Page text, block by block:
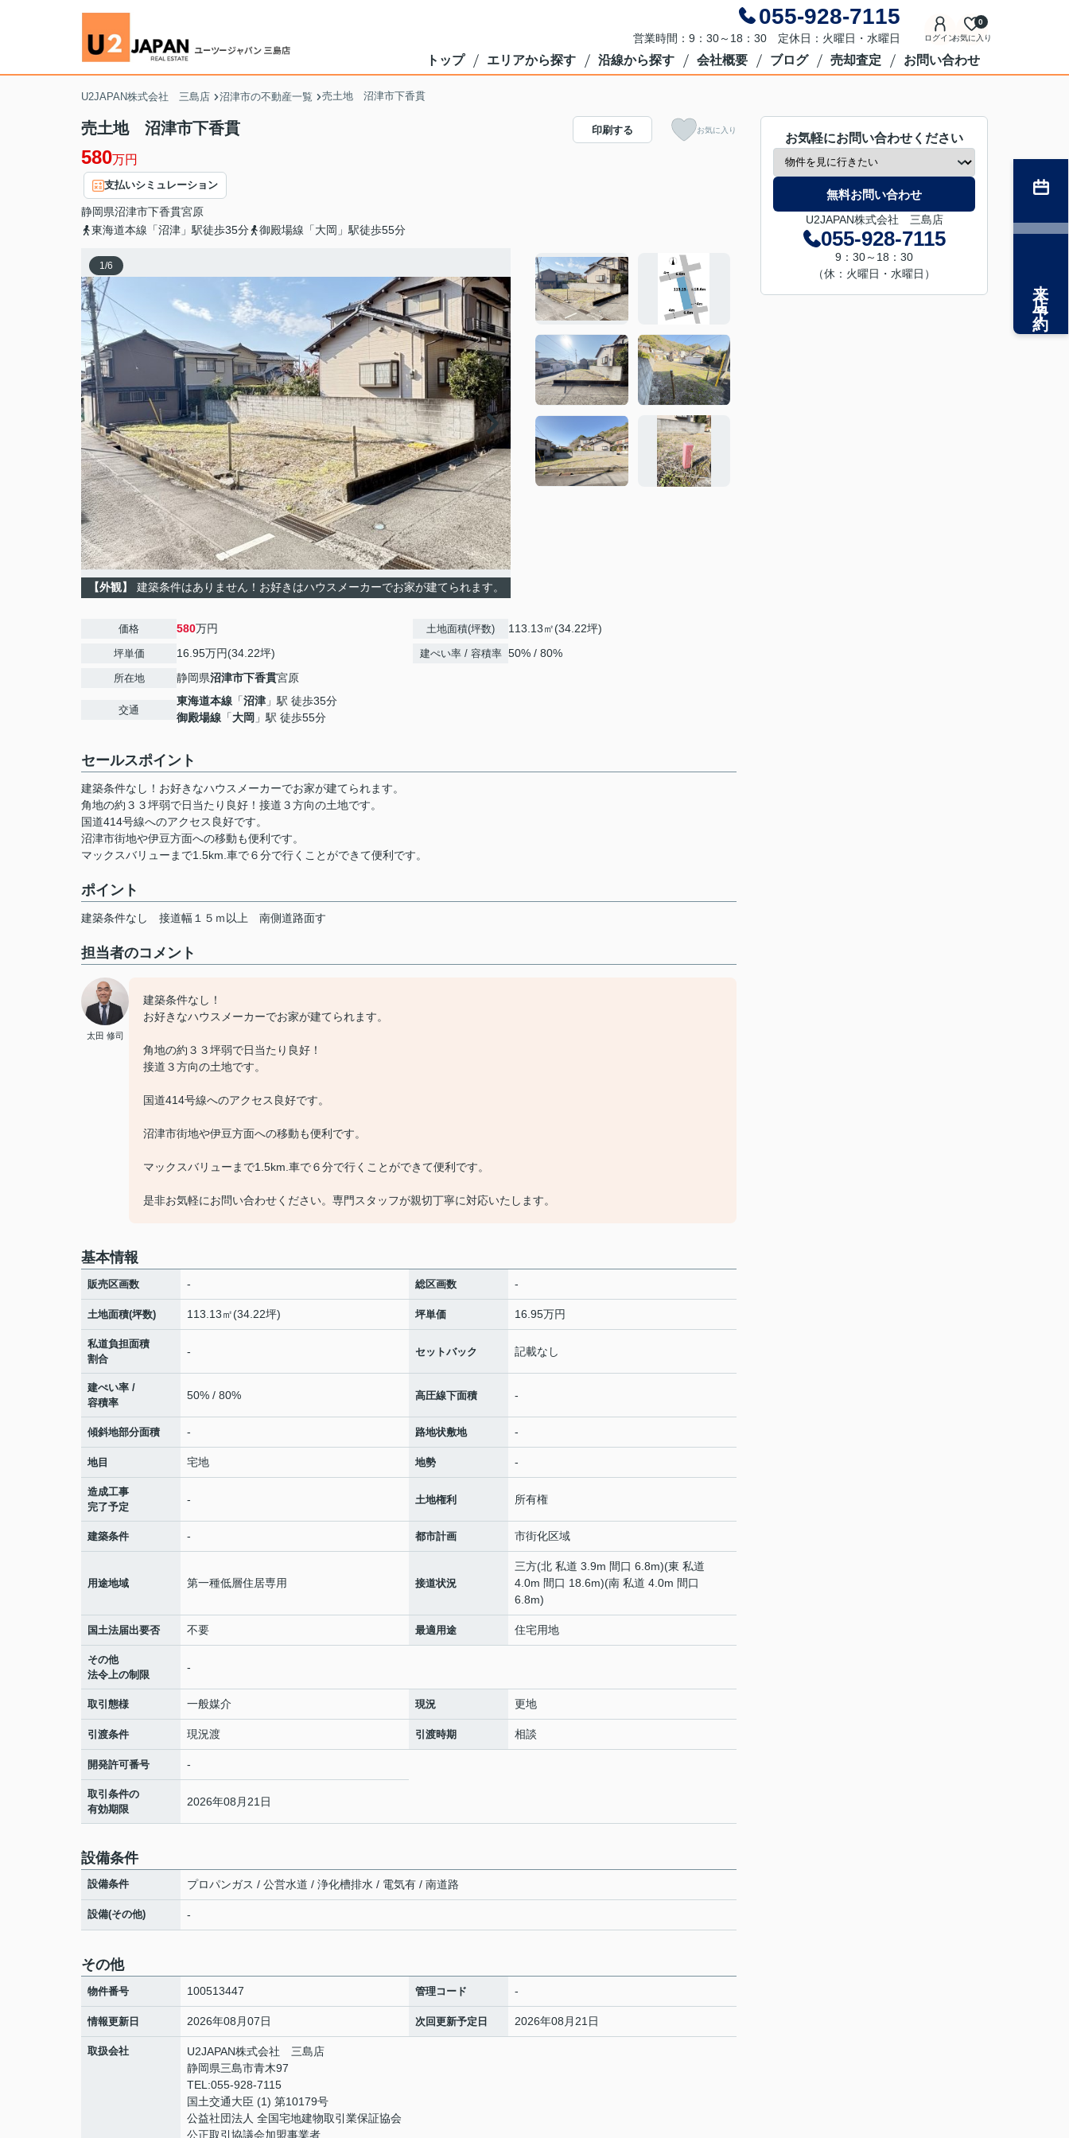
055-928-7115
営業時間：9：30～18：30 定休日：火曜日・水曜日 ログインお気に入り
0
トップ エリアから探す 沿線から探す 会社概要 ブログ 売却査定 お問い合わせ
U2JAPAN株式会社 三島店 沼津市の不動産一覧 売土地 沼津市下香貫
売土地 沼津市下香貫
580万円
支払いシミュレーション
静岡県沼津市下香貫宮原
東海道本線「沼津」駅徒歩35分
御殿場線「大岡」駅徒歩55分
印刷する お気に入り
1/6
【外観】 建築条件はありません！お好きはハウスメーカーでお家が建てられます。
価格 580万円
坪単価 16.95万円(34.22坪)
所在地 静岡県沼津市下香貫宮原
交通
東海道本線 「沼津 」駅 徒歩35分
御殿場線 「大岡 」駅 徒歩55分
土地面積(坪数) 113.13㎡(34.22坪)
建ぺい率 / 容積率 50% / 80%
セールスポイント
建築条件なし！お好きなハウスメーカーでお家が建てられます。
角地の約３３坪弱で日当たり良好！接道３方向の土地です。
国道414号線へのアクセス良好です。
沼津市街地や伊豆方面への移動も便利です。
マックスバリューまで1.5km.車で６分で行くことができて便利です。
ポイント
建築条件なし 接道幅１５ｍ以上 南側道路面す
担当者のコメント
太田 修司
建築条件なし！
お好きなハウスメーカーでお家が建てられます。
角地の約３３坪弱で日当たり良好！
接道３方向の土地です。
国道414号線へのアクセス良好です。
沼津市街地や伊豆方面への移動も便利です。
マックスバリューまで1.5km.車で６分で行くことができて便利です。
是非お気軽にお問い合わせください。専門スタッフが親切丁寧に対応いたします。
基本情報
販売区画数 - 総区画数 -
土地面積(坪数) 113.13㎡(34.22坪) 坪単価 16.95万円
私道負担面積
割合
- セットバック 記載なし
建ぺい率 /
容積率
50% / 80% 高圧線下面積 -
傾斜地部分面積 - 路地状敷地 -
地目 宅地 地勢 -
造成工事
完了予定
- 土地権利 所有権
建築条件 - 都市計画 市街化区域
用途地域 第一種低層住居専用 接道状況
三方(北 私道 3.9m 間口 6.8m)(東 私道
4.0m 間口 18.6m)(南 私道 4.0m 間口
6.8m)
国土法届出要否 不要 最適用途 住宅用地
その他
法令上の制限
-
取引態様 一般媒介 現況 更地
引渡条件 現況渡 引渡時期 相談
開発許可番号 -
取引条件の
有効期限
2026年08月21日
設備条件
設備条件 プロパンガス / 公営水道 / 浄化槽排水 / 電気有 / 南道路
設備(その他) -
その他
物件番号 100513447 管理コード -
情報更新日 2026年08月07日 次回更新予定日 2026年08月21日
取扱会社
U2JAPAN株式会社 三島店
静岡県三島市青木97
TEL:055-928-7115
国土交通大臣 (1) 第10179号
公益社団法人 全国宅地建物取引業保証協会
公正取引協議会加盟事業者
お気軽にお問い合わせください
無料お問い合わせ
U2JAPAN株式会社 三島店
055-928-7115
9：30～18：30
（休：火曜日・水曜日）
来店予約